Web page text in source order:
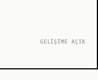
GELİŞİME AÇIK